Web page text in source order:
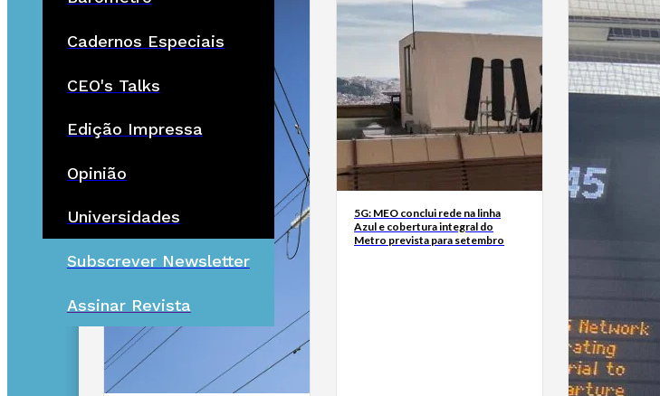
Cadernos Especiais
CEO's Talks
Edição Impressa
Opinião
Universidades
Subscrever Newsletter
Assinar Revista
5G: MEO conclui rede na linha
Azul e cobertura integral do
Metro prevista para setembro